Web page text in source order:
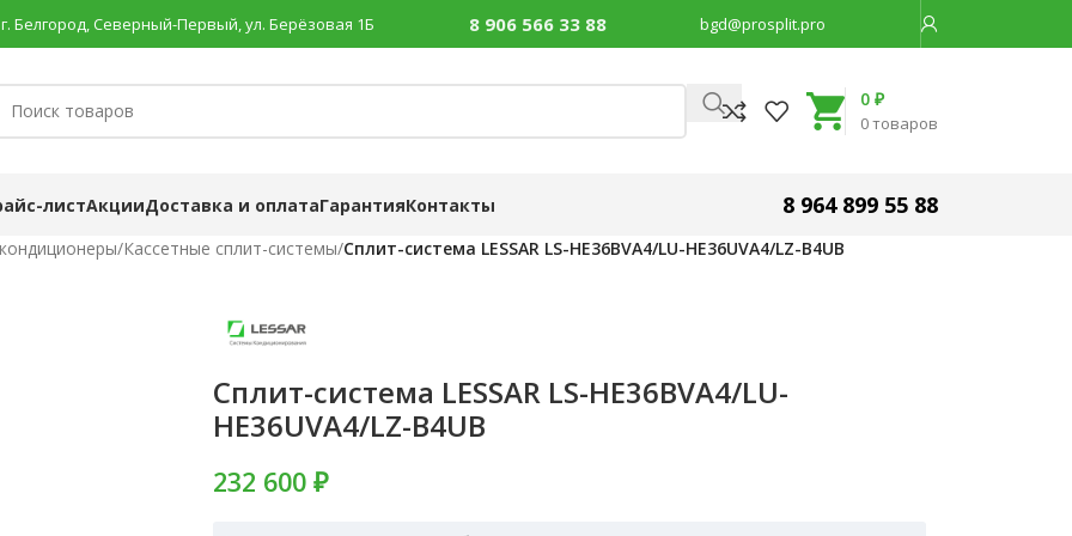
г. Белгород, Северный-Первый, ул. Берёзовая 1Б 8 906 566 33 88 bgd@prosplit.pro
0товаров
0 ₽
листАкцииДоставка и оплатаГарантияКонтакты 8 964 899 55 88
/Кассетные сплит-системы/Сплит-система LESSAR LS-HE36BVA4/LU-HE36UVA4/LZ-B4UB
Сплит-система LESSAR LS-HE36BVA4/LU-
HE36UVA4/LZ-B4UB
232 600 ₽